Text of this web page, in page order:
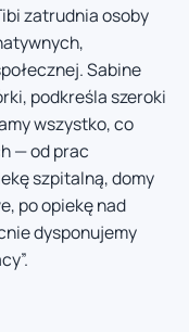
zatrudnia osoby
Sabine
podkreśla szeroki
wszystko, co
— od prac
szpitalną, domy
po opiekę nad
dysponujemy